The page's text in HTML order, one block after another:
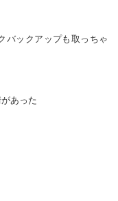
バックアップも取っちゃ
あった